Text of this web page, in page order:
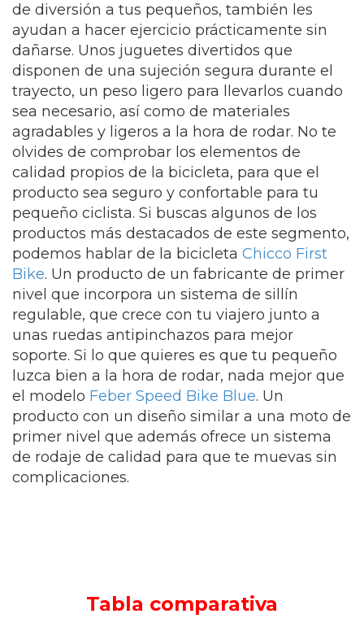
de diversión a tus pequeños, también les
ayudan a hacer ejercicio prácticamente sin
dañarse. Unos juguetes divertidos que
disponen de una sujeción segura durante el
trayecto, un peso ligero para llevarlos cuando
sea necesario, así como de materiales
agradables y ligeros a la hora de rodar. No te
olvides de comprobar los elementos de
calidad propios de la bicicleta, para que el
producto sea seguro y confortable para tu
pequeño ciclista. Si buscas algunos de los
productos más destacados de este segmento,
podemos hablar de la bicicleta Chicco First
Bike. Un producto de un fabricante de primer
nivel que incorpora un sistema de sillín
regulable, que crece con tu viajero junto a
unas ruedas antipinchazos para mejor
soporte. Si lo que quieres es que tu pequeño
luzca bien a la hora de rodar, nada mejor que
el modelo Feber Speed Bike Blue. Un
producto con un diseño similar a una moto de
primer nivel que además ofrece un sistema
de rodaje de calidad para que te muevas sin
complicaciones.
Tabla comparativa